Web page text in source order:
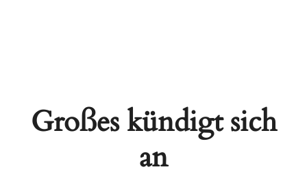
Großes kündigt sich
an